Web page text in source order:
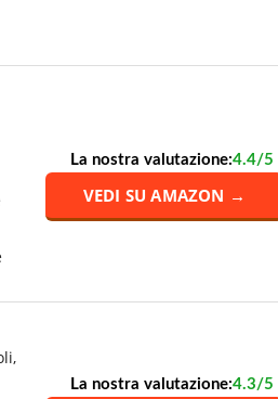
La nostra valutazione:4.4/5
VEDI SU AMAZON →
La nostra valutazione:4.3/5